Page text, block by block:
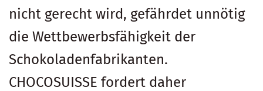
nicht gerecht wird, gefährdet unnötig
die Wettbewerbsfähigkeit der
Schokoladenfabrikanten.
CHOCOSUISSE fordert daher